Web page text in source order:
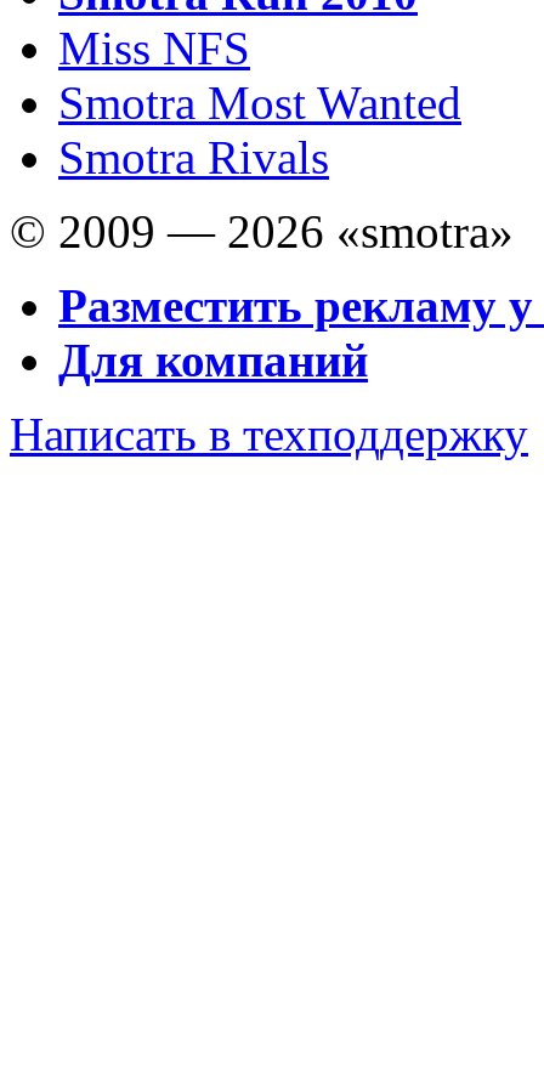
Miss NFS
Smotra Most Wanted
Smotra Rivals
© 2009 — 2026 «smotra»
Разместить рекламу у
Для компаний
Написать в техподдержку